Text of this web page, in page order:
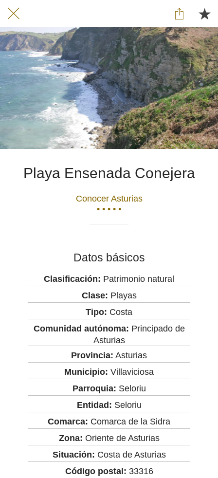
Playa Ensenada Conejera
Conocer Asturias
• • • • •
Datos básicos
Clasificación: Patrimonio natural
Clase: Playas
Tipo: Costa
Comunidad autónoma: Principado de
Asturias
Provincia: Asturias
Municipio: Villaviciosa
Parroquia: Seloriu
Entidad: Seloriu
Comarca: Comarca de la Sidra
Zona: Oriente de Asturias
Situación: Costa de Asturias
Código postal: 33316